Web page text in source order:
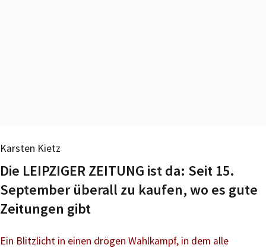
Karsten Kietz
Die LEIPZIGER ZEITUNG ist da: Seit 15.
September überall zu kaufen, wo es gute
Zeitungen gibt
Ein Blitzlicht in einen drögen Wahlkampf, in dem alle